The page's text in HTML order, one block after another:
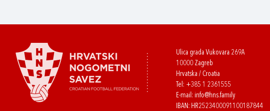
Ulica grada Vukovara 269A
10000 Zagreb
Hrvatska / Croatia
Tel: +385 1 2361555
E-mail: info@hns.family
IBAN: HR2523400091100187844